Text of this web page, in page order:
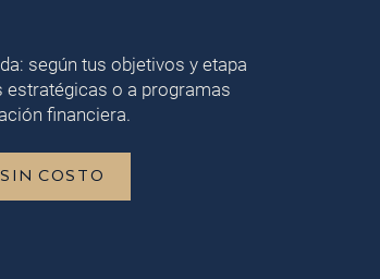
según tus objetivos y etapa
estratégicas o a programas
financiera.
COSTO